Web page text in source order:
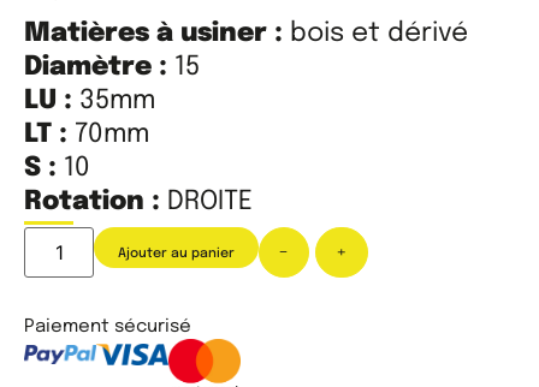
Matières à usiner : bois et dérivé
Diamètre : 15
LU : 35mm
LT : 70mm
S : 10
Rotation : DROITE
- +
Ajouter au panier
Paiement sécurisé